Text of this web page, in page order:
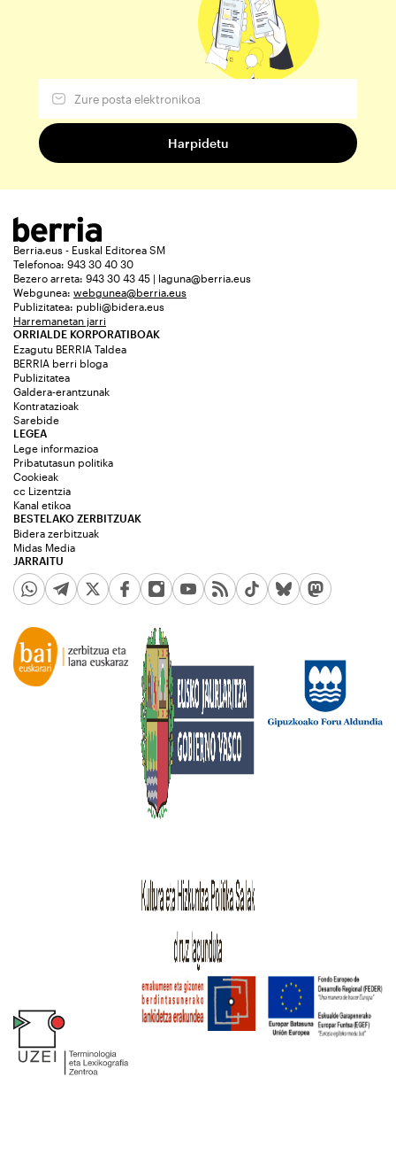
Berria.eus - Euskal Editorea SM
Telefonoa: 943 30 40 30
Bezero arreta: 943 30 43 45 | laguna@berria.eus
Webgunea: webgunea@berria.eus
Publizitatea: publi@bidera.eus
Harremanetan jarri
ORRIALDE KORPORATIBOAK
Ezagutu BERRIA Taldea
BERRIA berri bloga
Publizitatea
Galdera-erantzunak
Kontratazioak
Sarebide
JARRAITU
LEGEA
Lege informazioa
Pribatutasun politika
Cookieak
cc Lizentzia
Kanal etikoa
BESTELAKO ZERBITZUAK
Bidera zerbitzuak
Midas Media